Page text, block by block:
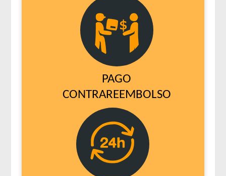
PAGO
CONTRAREEMBOLSO